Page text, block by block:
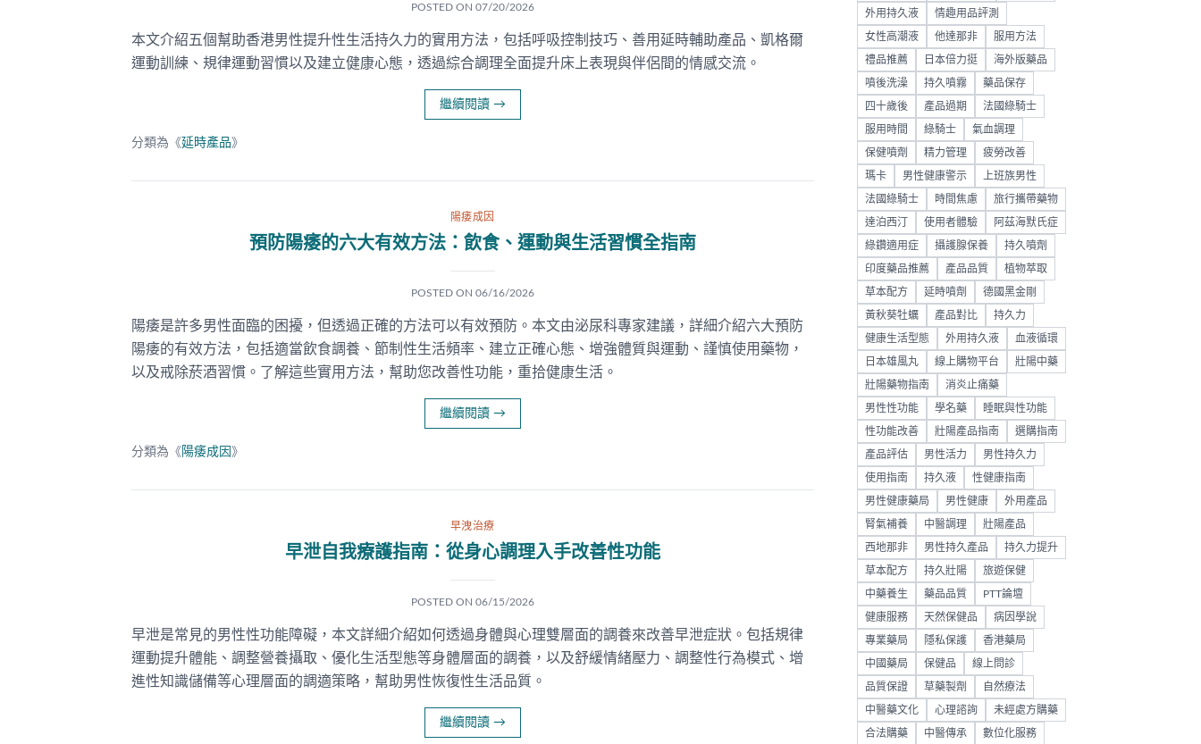
POSTED ON 07/20/2026
本文介紹五個幫助香港男性提升性生活持久力的實用方法，包括呼吸控制技巧、善用延時輔助產品、凱格爾
運動訓練、規律運動習慣以及建立健康心態，透過綜合調理全面提升床上表現與伴侶間的情感交流。
繼續閱讀 →
分類為《延時產品》
陽痿成因
預防陽痿的六大有效方法：飲食、運動與生活習慣全指南
POSTED ON 06/16/2026
陽痿是許多男性面臨的困擾，但透過正確的方法可以有效預防。本文由泌尿科專家建議，詳細介紹六大預防
陽痿的有效方法，包括適當飲食調養、節制性生活頻率、建立正確心態、增強體質與運動、謹慎使用藥物，
以及戒除菸酒習慣。了解這些實用方法，幫助您改善性功能，重拾健康生活。
繼續閱讀 →
分類為《 陽痿成因 》
早洩治療
早泄自我療護指南：從身心調理入手改善性功能
POSTED ON 06/15/2026
早泄是常見的男性性功能障礙，本文詳細介紹如何透過身體與心理雙層面的調養來改善早泄症狀。包括規律
運動提升體能、調整營養攝取、優化生活型態等身體層面的調養，以及舒緩情緒壓力、調整性行為模式、增
進性知識儲備等心理層面的調適策略，幫助男性恢復性生活品質。
繼續閱讀 →
外用持久液 情趣用品評測
女性高潮液 他達那非 服用方法
禮品推薦 日本倍力挺 海外版藥品
噴後洗澡 持久噴霧 藥品保存
四十歲後 產品過期 法國綠騎士
服用時間 綠騎士 氣血調理
保健噴劑 精力管理 疲勞改善
瑪卡 男性健康警示 上班族男性
法國綠騎士 時間焦慮 旅行攜帶藥物
達泊西汀 使用者體驗 阿茲海默氏症
綠鑽適用症 攝護腺保養 持久噴劑
印度藥品推薦 產品品質 植物萃取
草本配方 延時噴劑 德國黑金剛
黃秋葵牡蠣 產品對比 持久力
健康生活型態 外用持久液 血液循環
日本雄風丸 線上購物平台 壯陽中藥
壯陽藥物指南 消炎止痛藥
男性性功能 學名藥 睡眠與性功能
性功能改善 壯陽產品指南 選購指南
產品評估 男性活力 男性持久力
使用指南 持久液 性健康指南
男性健康藥局 男性健康 外用產品
腎氣補養 中醫調理 壯陽產品
西地那非 男性持久產品 持久力提升
草本配方 持久壯陽 旅遊保健
中藥養生 藥品品質 PTT論壇
健康服務 天然保健品 病因學說
專業藥局 隱私保護 香港藥局
中國藥局 保健品 線上問診
品質保證 草藥製劑 自然療法
中醫藥文化 心理諮詢 未經處方購藥
合法購藥 中醫傳承 數位化服務